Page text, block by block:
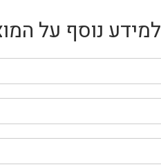
למידע נוסף על